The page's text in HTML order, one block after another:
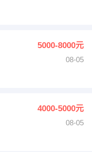
5000-8000元
08-05
4000-5000元
08-05